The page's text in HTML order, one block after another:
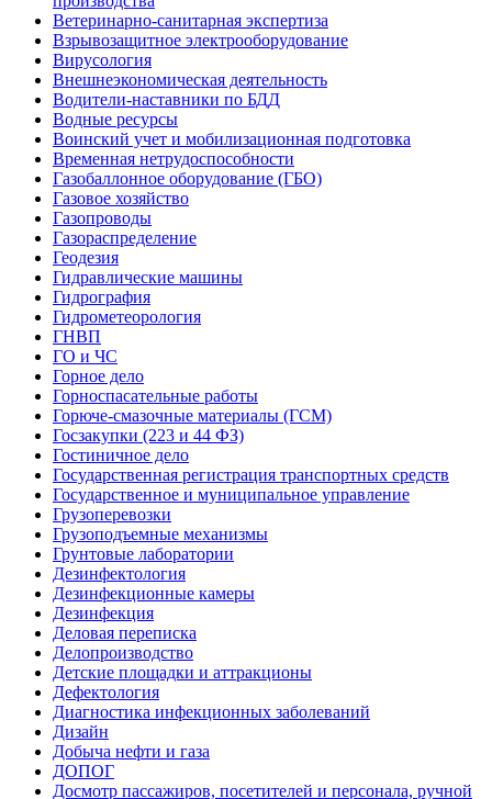
Ветеринарно-санитарная экспертиза
Взрывозащитное электрооборудование
Вирусология
Внешнеэкономическая деятельность
Водители-наставники по БДД
Водные ресурсы
Воинский учет и мобилизационная подготовка
Временная нетрудоспособности
Газобаллонное оборудование (ГБО)
Газовое хозяйство
Газопроводы
Газораспределение
Геодезия
Гидравлические машины
Гидрография
Гидрометеорология
ГНВП
ГО и ЧС
Горное дело
Горноспасательные работы
Горюче-смазочные материалы (ГСМ)
Госзакупки (223 и 44 ФЗ)
Гостиничное дело
Государственная регистрация транспортных средств
Государственное и муниципальное управление
Грузоперевозки
Грузоподъемные механизмы
Грунтовые лаборатории
Дезинфектология
Дезинфекционные камеры
Дезинфекция
Деловая переписка
Делопроизводство
Детские площадки и аттракционы
Дефектология
Диагностика инфекционных заболеваний
Дизайн
Добыча нефти и газа
ДОПОГ
Досмотр пассажиров, посетителей и персонала, ручной